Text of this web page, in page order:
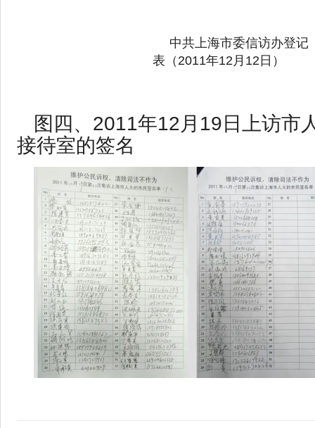
中共上海市委信访办登记
表（2011年12月12日）
图四、2011年12月19日上访市
接待室的签名